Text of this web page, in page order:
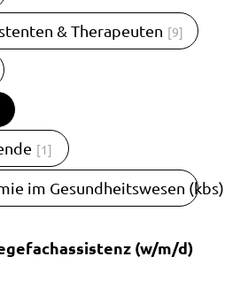
& Therapeuten [9]
[1]
im Gesundheitswesen (kbs)
(w/m/d)